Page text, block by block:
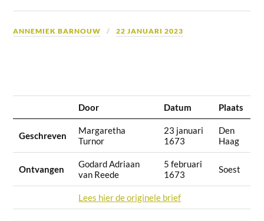
ANNEMIEK BARNOUW 22 JANUARI 2023
Door Datum Plaats
Geschreven
Margaretha
Turnor
23 januari
1673
Den
Haag
Ontvangen
Godard Adriaan
van Reede
5 februari
1673
Soest
Lees hier de originele brief